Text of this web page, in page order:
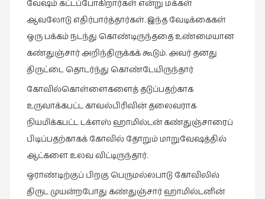
நாவல்கள்
நாவல்கள்
நினைவுகுறிப்பு
நுண்கலை
நுண்கலை
வேஷம் கட்டப்போகிறார்கள் என்று மக்கள்
ஆவலோடு எதிர்பார்த்தார்கள். இந்த வேடிக்கைகள்
ஒரு பக்கம் நடந்து கொண்டிருந்ததை உண்மையான
கண்துஞ்சார் அறிந்திருக்கக் கூடும். அவர் தனது
திருட்டை தொடர்ந்து கொண்டேயிருந்தார்
கோவில்கொள்ளைகளைத் தடுப்பதற்காக
உருவாக்கபட்ட காவல்பிரிவின் தலைவராக
நியமிக்கபட்ட டக்ளஸ் ஹாமில்டன் கண்துஞ்சாரைப்
பிடிப்பதற்காகக் கோவில் தோறும் மாறுவேஷத்தில்
ஆட்களை உலவ விட்டிருந்தார்.
ஒராண்டிற்குப் பிறகு பெருமல்லபாடு கோவிலில்
திருட முயன்றபோது கண்துஞ்சார் ஹாமில்டனின்